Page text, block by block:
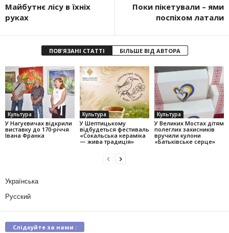
Майбутнє лісу в їхніх
руках
Поки пікетували – ями
поспіхом латали
ПОВ'ЯЗАНІ СТАТТІ БІЛЬШЕ ВІД АВТОРА
Культура
У Нагуєвичах відкрили
виставку до 170-річчя
Івана Франка
Культура
У Шептицькому
відбудеться фестиваль
«Сокальська кераміка
— жива традиція»
Культура
У Великих Мостах дітям
полеглих захисників
вручили кулони
«Батьківське серце»
Українська
Русский
Слідкуйте за нами :